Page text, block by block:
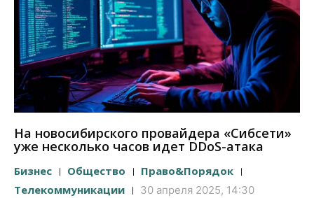
На новосибирского провайдера «Сибсети»
уже несколько часов идет DDoS-атака
Бизнес Общество
Право&Порядок
Телекоммуникации
30 апреля 2025, 14:30